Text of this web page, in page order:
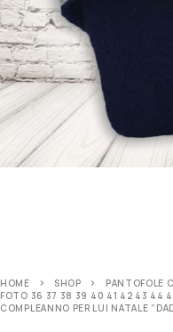
HOME SHOP
PANTOFOLE
FOTO 36 37 38 39 40 41 42 43 44 45
COMPLEANNO PER LUI NATALE